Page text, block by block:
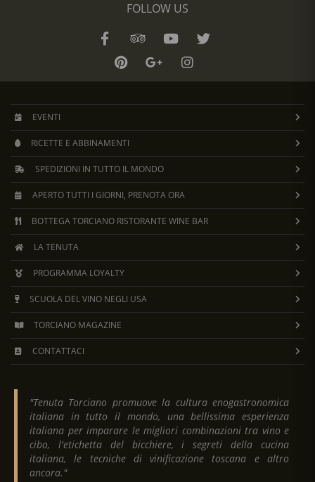
FOLLOW US
EVENTI
RICETTE E ABBINAMENTI
SPEDIZIONI IN TUTTO IL MONDO
APERTO TUTTI I GIORNI, PRENOTA ORA
BOTTEGA TORCIANO RISTORANTE WINE BAR
LA TENUTA
PROGRAMMA LOYALTY
SCUOLA DEL VINO NEGLI USA
TORCIANO MAGAZINE
CONTATTACI
"Tenuta Torciano promuove la cultura enogastronomica
italiana in tutto il mondo, una bellissima esperienza
italiana per imparare le migliori combinazioni tra vino e
cibo, l'etichetta del bicchiere, i segreti della cucina
italiana, le tecniche di vinificazione toscana e altro
ancora."